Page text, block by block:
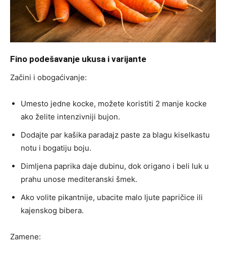
Fino podešavanje ukusa i varijante
Začini i obogaćivanje:
Umesto jedne kocke, možete koristiti 2 manje kocke
ako želite intenzivniji bujon.
Dodajte par kašika paradajz paste za blagu kiselkastu
notu i bogatiju boju.
Dimljena paprika daje dubinu, dok origano i beli luk u
prahu unose mediteranski šmek.
Ako volite pikantnije, ubacite malo ljute papričice ili
kajenskog bibera.
Zamene: